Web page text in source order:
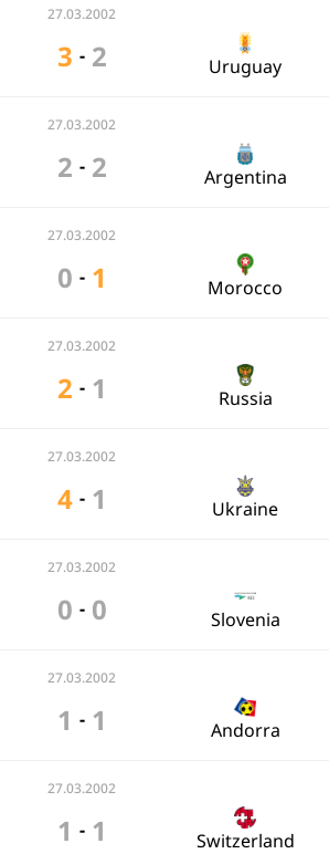
27.03.2002
3 - 2 Uruguay
27.03.2002
2 - 2 Argentina
27.03.2002
0 - 1 Morocco
27.03.2002
2 - 1 Russia
27.03.2002
4 - 1 Ukraine
27.03.2002
0 - 0 Slovenia
27.03.2002
1 - 1 Andorra
27.03.2002
1 - 1 Switzerland